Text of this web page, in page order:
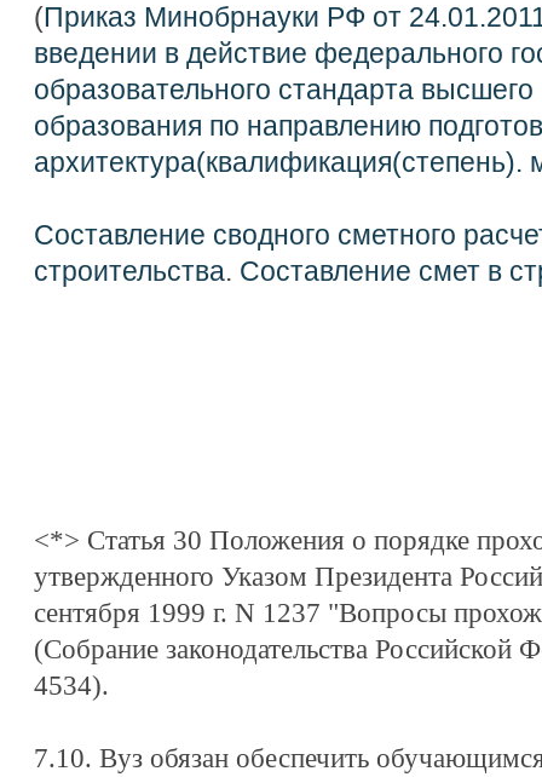
(Приказ Минобрнауки РФ от
введении в действие федерального
образовательного стандарта
образования по направлению
архитектура(квалификация(степень).
Составление сводного сметного
строительства. Составление смет в
<*> Статья 30 Положения о порядке
утвержденного Указом Президента
сентября 1999 г. N 1237 "Вопросы
(Собрание законодательства Российской
4534).
7.10. Вуз обязан обеспечить